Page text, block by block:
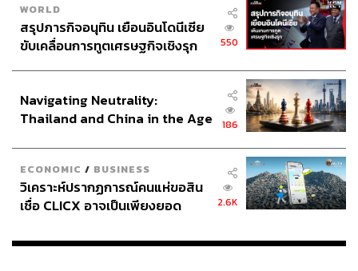
WORLD
สรุปภารกิจอนุทิน เยือนอินโดนีเซีย
ขับเคลื่อนการทูตเศรษฐกิจเชิงรุก
550
Navigating Neutrality:
Thailand and China in the Age
186
ECONOMIC / BUSINESS
วิเคราะห์ปรากฏการณ์คนแห่ขอสิน
เชื่อ CLICX อาจเป็นเพียงยอด
เรือนไทยที่ถูกซุกไว้
2.6K